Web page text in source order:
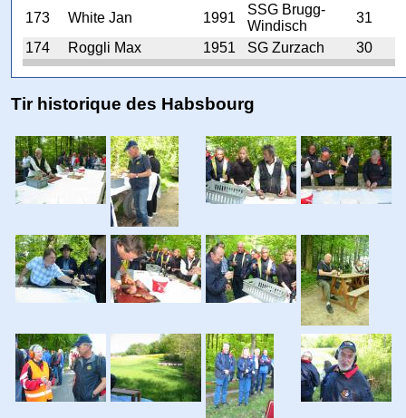
173
White Jan 1991
SSG Brugg-
Windisch
31
174
Roggli Max 1951 SG Zurzach 30
Tir historique des Habsbourg